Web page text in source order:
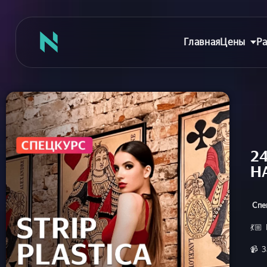
ГлавнаяЦены
Главная
Цены
Абонементы
Аренда зала
Сертификаты
Съемка танцев
Девичник
Расписание 📹